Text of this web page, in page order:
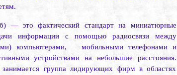
— это фактический стандарт на миниатюрные
информации с помощью радиосвязи между
компьютерами,
мобильными телефонами и
устройствами на небольшие расстояния.
занимается группа лидирующих фирм в областях